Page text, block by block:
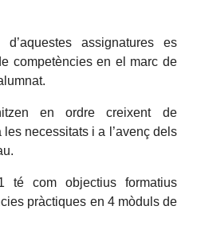
assignatures es
competències en el marc de
en ordre creixent de
necessitats i a l’avenç dels
té com objectius formatius
pràctiques en 4 mòduls de